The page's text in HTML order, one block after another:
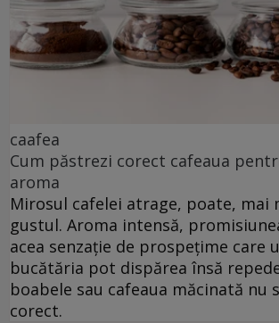
caafea
Cum păstrezi corect cafeaua
aroma
Mirosul cafelei atrage, poate, mai
gustul. Aroma intensă,
acea senzație de prospețime care
bucătăria pot dispărea însă
boabele sau cafeaua măcinată nu
corect.